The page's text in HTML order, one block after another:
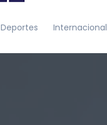
Deportes Internacional